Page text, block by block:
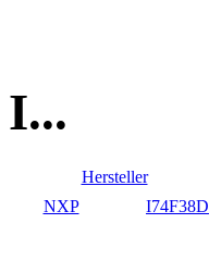
I...
Hersteller
NXP
I74F38D